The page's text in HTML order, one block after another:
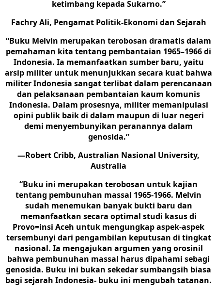
ketimbang kepada Sukarno.”
Fachry Ali, Pengamat Politik-Ekonomi dan Sejarah
“Buku Melvin merupakan terobosan dramatis dalam
pemahaman kita tentang pembantaian 1965–1966 di
Indonesia. Ia memanfaatkan sumber baru, yaitu
arsip militer untuk menunjukkan secara kuat bahwa
militer Indonesia sangat terlibat dalam perencanaan
dan pelaksanaan pembantaian kaum komunis
Indonesia. Dalam prosesnya, militer memanipulasi
opini publik baik di dalam maupun di luar negeri
demi menyembunyikan peranannya dalam
genosida.”
—Robert Cribb, Australian Nasional University,
Australia
“Buku ini merupakan terobosan untuk kajian
tentang pembunuhan massal 1965-1966. Melvin
sudah menemukan banyak bukti baru dan
memanfaatkan secara optimal studi kasus di
Provo=insi Aceh untuk mengungkap aspek-aspek
tersembunyi dari pengambilan keputusan di tingkat
nasional. Ia mengajukan argumen yang orosinil
bahwa pembunuhan massal harus dipahami sebagi
genosida. Buku ini bukan sekedar sumbangsih biasa
bagi sejarah Indonesia- buku ini mengubah tatanan.